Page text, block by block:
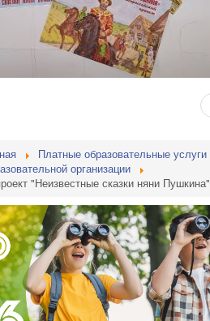
Платные образовательные услуги
организации
"Неизвестные сказки няни Пушкина"